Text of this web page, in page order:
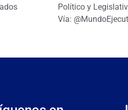
Político y
Vía: